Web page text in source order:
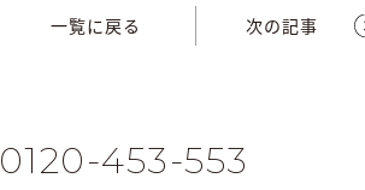
一覧に戻る 次の記事
0120-453-553